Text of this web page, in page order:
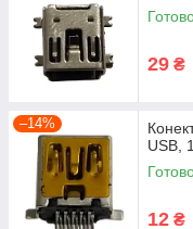
29 ₴
–14%
USB,
12 ₴